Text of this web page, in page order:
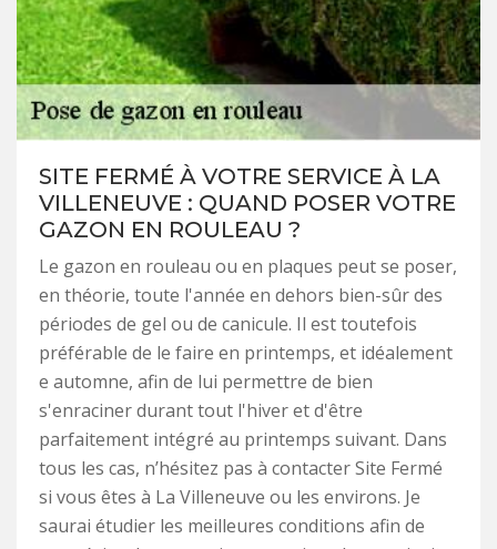
SITE FERMÉ À VOTRE SERVICE À LA
VILLENEUVE : QUAND POSER VOTRE
GAZON EN ROULEAU ?
Le gazon en rouleau ou en plaques peut se poser,
en théorie, toute l'année en dehors bien-sûr des
périodes de gel ou de canicule. Il est toutefois
préférable de le faire en printemps, et idéalement
e automne, afin de lui permettre de bien
s'enraciner durant tout l'hiver et d'être
parfaitement intégré au printemps suivant. Dans
tous les cas, n’hésitez pas à contacter Site Fermé
si vous êtes à La Villeneuve ou les environs. Je
saurai étudier les meilleures conditions afin de